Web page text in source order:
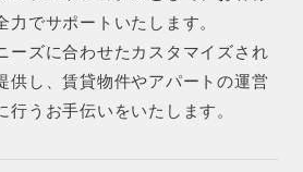
でサポートいたします。
ーズに合わせたカスタマイズされ
供し、賃貸物件やアパートの運営
行うお手伝いをいたします。